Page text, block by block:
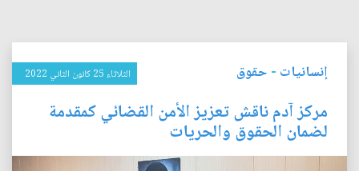
إنسانيات - حقوق الثلاثاء 25 كانون الثاني 2022
مركز آدم ناقش تعزيز الأمن القضائي كمقدمة
لضمان الحقوق والحريات